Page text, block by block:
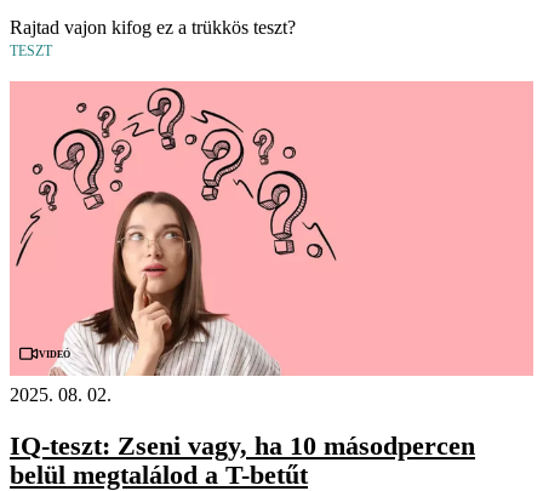
Rajtad vajon kifog ez a trükkös teszt?
TESZT
Videó
2025. 08. 02.
IQ-teszt: Zseni vagy, ha 10 másodpercen
belül megtalálod a T-betűt